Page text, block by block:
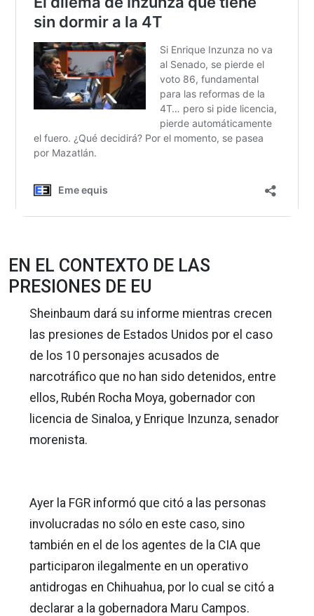
EN EL CONTEXTO DE LAS
PRESIONES DE EU
Sheinbaum dará su informe mientras crecen
las presiones de Estados Unidos por el caso
de los 10 personajes acusados de
narcotráfico que no han sido detenidos, entre
ellos, Rubén Rocha Moya, gobernador con
licencia de Sinaloa, y Enrique Inzunza, senador
morenista.
Ayer la FGR informó que citó a las personas
involucradas no sólo en este caso, sino
también en el de los agentes de la CIA que
participaron ilegalmente en un operativo
antidrogas en Chihuahua, por lo cual se citó a
declarar a la gobernadora Maru Campos.